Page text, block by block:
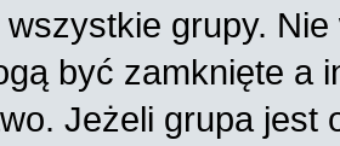
grupy.
być zamknięte a
Jeżeli grupa